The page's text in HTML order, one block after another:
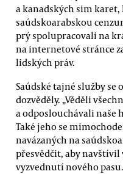
a kanadských sim
saúdskoarabskou
prý spolupracovali na
na internetové stránce
lidských práv.
Saúdské tajné služby se
dozvěděly. „Věděli
a odposlouchávali naše
Také jeho se
navázaných na
přesvědčit, aby
vyzvednutí nového pasu.